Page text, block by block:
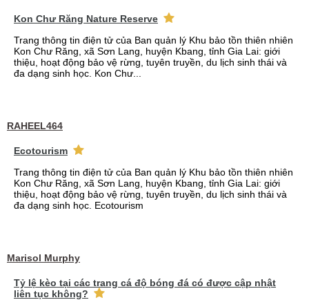
Kon Chư Răng Nature Reserve
Trang thông tin điện tử của Ban quản lý Khu bảo tồn thiên nhiên
Kon Chư Răng, xã Sơn Lang, huyện Kbang, tỉnh Gia Lai: giới
thiệu, hoạt động bảo vệ rừng, tuyên truyền, du lịch sinh thái và
đa dạng sinh học. Kon Chư...
RAHEEL464
Ecotourism
Trang thông tin điện tử của Ban quản lý Khu bảo tồn thiên nhiên
Kon Chư Răng, xã Sơn Lang, huyện Kbang, tỉnh Gia Lai: giới
thiệu, hoạt động bảo vệ rừng, tuyên truyền, du lịch sinh thái và
đa dạng sinh học. Ecotourism
Marisol Murphy
Tỷ lệ kèo tại các trang cá độ bóng đá có được cập nhật
liên tục không?